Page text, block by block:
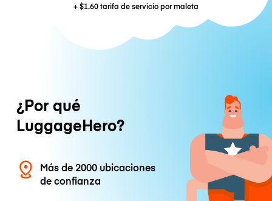
+$1.60tarifa de servicio por maleta
¿Por qué
LuggageHero?
Más de 2000 ubicaciones
de confianza